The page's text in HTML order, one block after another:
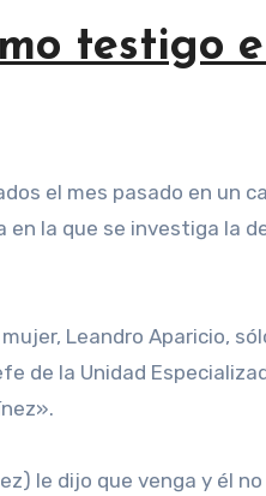
testigo
la que se investiga la
Leandro Aparicio,
de la Unidad
le dijo que venga y él